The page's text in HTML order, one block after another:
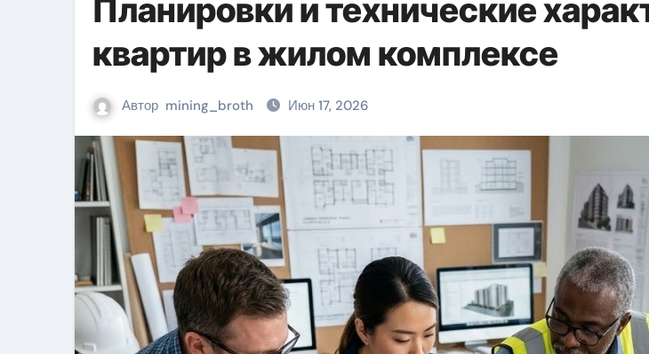
Планировки и технические
квартир в жилом комплексе
Автор mining_broth Июн 17, 2026